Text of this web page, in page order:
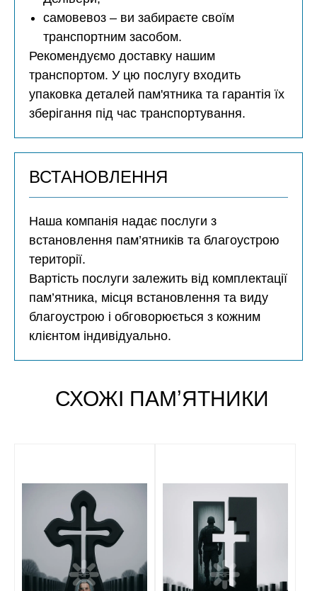
самовевоз – ви забираєте своїм
транспортним засобом.
Рекомендуємо доставку нашим
транспортом. У цю послугу входить
упаковка деталей пам'ятника та гарантія їх
зберігання під час транспортування.
ВСТАНОВЛЕННЯ
Наша компанія надає послуги з
встановлення пам’ятників та благоустрою
території.
Вартість послуги залежить від комплектації
пам’ятника, місця встановлення та виду
благоустрою і обговорюється з кожним
клієнтом індивідуально.
СХОЖІ ПАМʼЯТНИКИ